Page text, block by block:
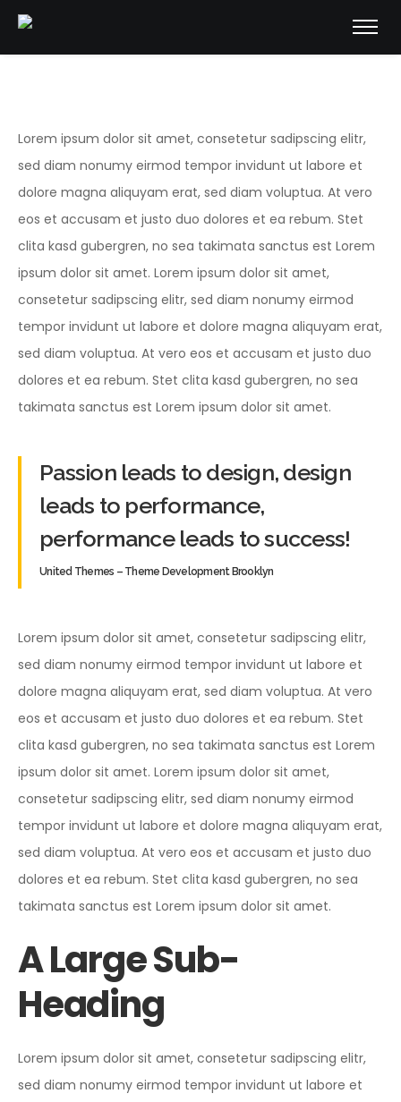
Lorem ipsum dolor sit amet, consetetur sadipscing elitr,
sed diam nonumy eirmod tempor invidunt ut labore et
dolore magna aliquyam erat, sed diam voluptua. At vero
eos et accusam et justo duo dolores et ea rebum. Stet
clita kasd gubergren, no sea takimata sanctus est Lorem
ipsum dolor sit amet. Lorem ipsum dolor sit amet,
consetetur sadipscing elitr, sed diam nonumy eirmod
tempor invidunt ut labore et dolore magna aliquyam erat,
sed diam voluptua. At vero eos et accusam et justo duo
dolores et ea rebum. Stet clita kasd gubergren, no sea
takimata sanctus est Lorem ipsum dolor sit amet.
Passion leads to design, design
leads to performance,
performance leads to success!
United Themes – Theme Development Brooklyn
Lorem ipsum dolor sit amet, consetetur sadipscing elitr,
sed diam nonumy eirmod tempor invidunt ut labore et
dolore magna aliquyam erat, sed diam voluptua. At vero
eos et accusam et justo duo dolores et ea rebum. Stet
clita kasd gubergren, no sea takimata sanctus est Lorem
ipsum dolor sit amet. Lorem ipsum dolor sit amet,
consetetur sadipscing elitr, sed diam nonumy eirmod
tempor invidunt ut labore et dolore magna aliquyam erat,
sed diam voluptua. At vero eos et accusam et justo duo
dolores et ea rebum. Stet clita kasd gubergren, no sea
takimata sanctus est Lorem ipsum dolor sit amet.
A Large Sub-
Heading
Lorem ipsum dolor sit amet, consetetur sadipscing elitr,
sed diam nonumy eirmod tempor invidunt ut labore et